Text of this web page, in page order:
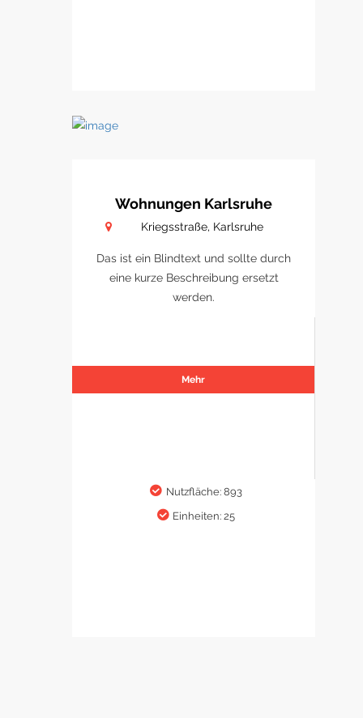
Wohnungen Karlsruhe
Kriegsstraße, Karlsruhe
Das ist ein Blindtext und sollte durch
eine kurze Beschreibung ersetzt
werden.
Mehr
Nutzfläche: 893
Einheiten: 25